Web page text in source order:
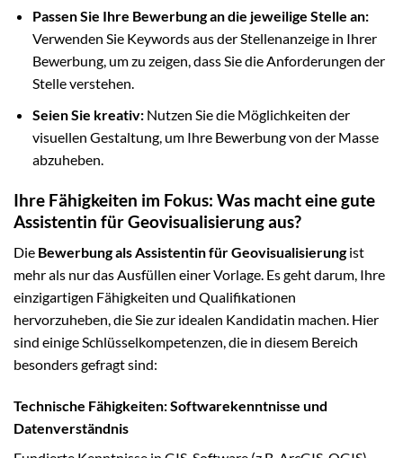
Passen Sie Ihre Bewerbung an die jeweilige Stelle an:
Verwenden Sie Keywords aus der Stellenanzeige in Ihrer
Bewerbung, um zu zeigen, dass Sie die Anforderungen der
Stelle verstehen.
Seien Sie kreativ:Nutzen Sie die Möglichkeiten der
visuellen Gestaltung, um Ihre Bewerbung von der Masse
abzuheben.
Ihre Fähigkeiten im Fokus: Was macht eine gute
Assistentin für Geovisualisierung aus?
Die Bewerbung als Assistentin für Geovisualisierungist
mehr als nur das Ausfüllen einer Vorlage. Es geht darum, Ihre
einzigartigen Fähigkeiten und Qualifikationen
hervorzuheben, die Sie zur idealen Kandidatin machen. Hier
sind einige Schlüsselkompetenzen, die in diesem Bereich
besonders gefragt sind:
Technische Fähigkeiten: Softwarekenntnisse und
Datenverständnis